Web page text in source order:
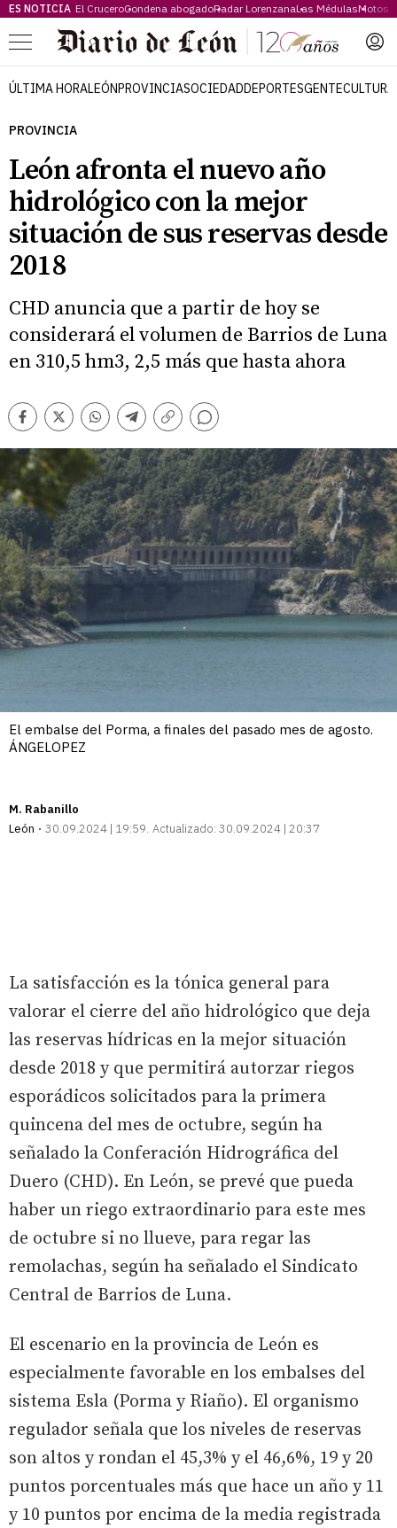
ES NOTICIA El CruceroCondena abogadoRadar LorenzanaLas MédulasMotos
Menú
ÚLTIMA HORALEÓNPROVINCIASOCIEDADDEPORTESGENTECULTURA
PROVINCIA
León afronta el nuevo año
hidrológico con la mejor
situación de sus reservas desde
2018
CHD anuncia que a partir de hoy se
considerará el volumen de Barrios de Luna
en 310,5 hm3, 2,5 más que hasta ahora
Facebook
TwitterWhatsappTelegram
Copiar
Comentarios
El embalse del Porma, a finales del pasado mes de agosto.
ÁNGELOPEZ
M. Rabanillo
León
30.09.2024 | 19:59 Actualizado: 30.09.2024 | 20:37
La satisfacción es la tónica general para
valorar el cierre del año hidrológico que deja
las reservas hídricas en la mejor situación
desde 2018 y que permitirá autorzar riegos
esporádicos solicitados para la primera
quincena del mes de octubre, según ha
señalado la Conferación Hidrográfica del
Duero (CHD). En León, se prevé que pueda
haber un riego extraordinario para este mes
de octubre si no llueve, para regar las
remolachas, según ha señalado el Sindicato
Central de Barrios de Luna.
El escenario en la provincia de León es
especialmente favorable en los embalses del
sistema Esla (Porma y Riaño). El organismo
regulador señala que los niveles de reservas
son altos y rondan el 45,3% y el 46,6%, 19 y 20
puntos porcentuales más que hace un año y 11
y 10 puntos por encima de la media registrada